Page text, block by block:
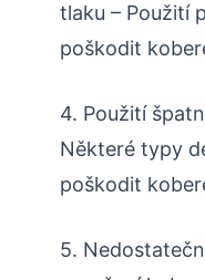
tlaku – Použití
poškodit
4. Použití
Některé typy
poškodit
5.